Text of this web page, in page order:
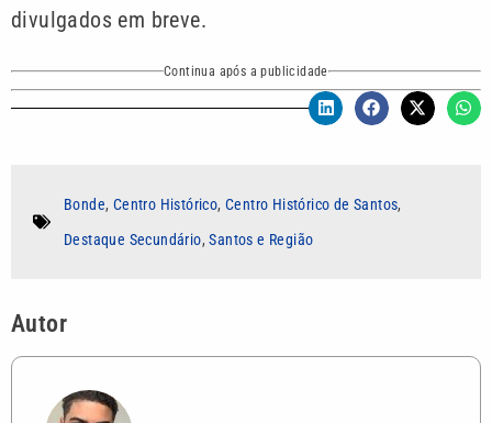
divulgados em breve.
Continua após a publicidade
Bonde, Centro Histórico,Centro Histórico de Santos,
Destaque Secundário,Santos e Região
Autor